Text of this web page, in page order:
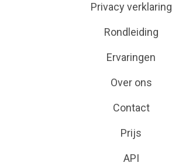
Privacy verklaring
Rondleiding
Ervaringen
Over ons
Contact
Prijs
API